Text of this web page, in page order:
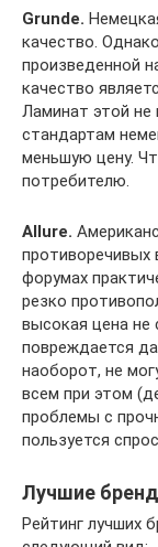
Grunde.
качество.
произведенной
качество
Ламинат этой не
стандартам
меньшую цену.
потребителю.
Allure.
противоречивых
форумах
резко
высокая цена не
повреждается
наоборот, не
всем при этом
проблемы с
пользуется
Лучшие
Рейтинг лучших